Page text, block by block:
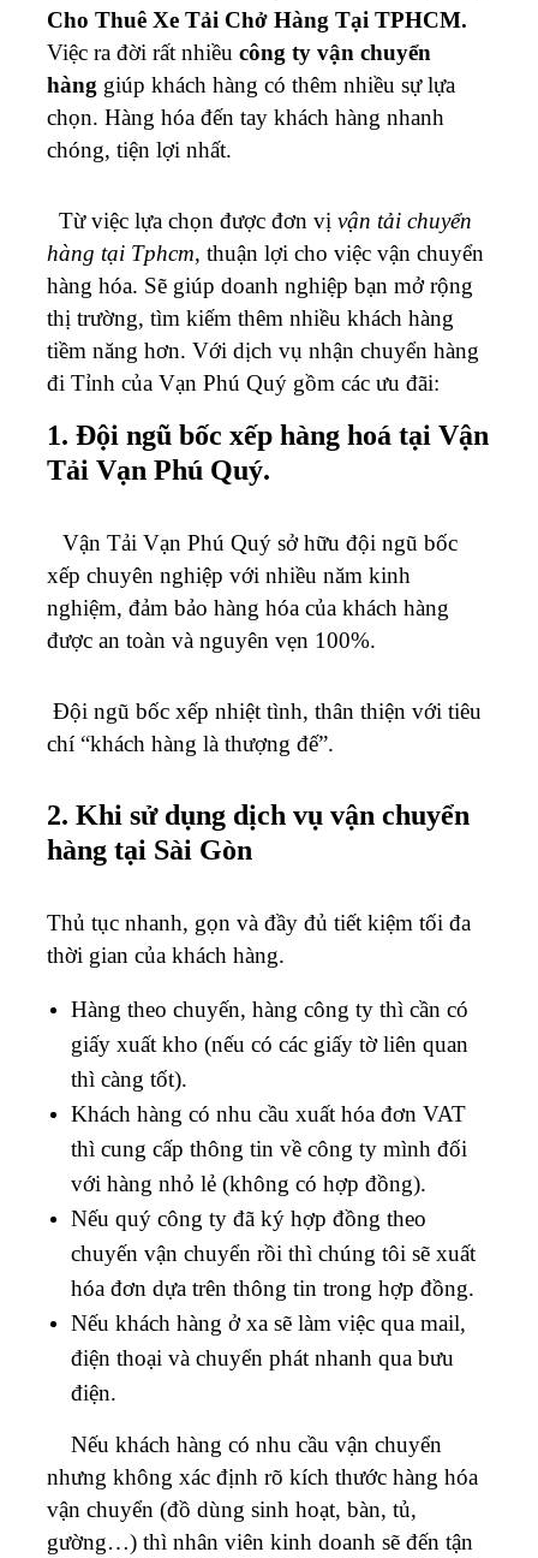
Cho Thuê Xe Tải Chở Hàng Tại TPHCM.
Việc ra đời rất nhiều công ty vận chuyển
hàng giúp khách hàng có thêm nhiều sự lựa
chọn. Hàng hóa đến tay khách hàng nhanh
chóng, tiện lợi nhất.
Từ việc lựa chọn được đơn vị vận tải chuyển
hàng tại Tphcm, thuận lợi cho việc vận chuyển
hàng hóa. Sẽ giúp doanh nghiệp bạn mở rộng
thị trường, tìm kiếm thêm nhiều khách hàng
tiềm năng hơn. Với dịch vụ nhận chuyển hàng
đi Tỉnh của Vạn Phú Quý gồm các ưu đãi:
1. Đội ngũ bốc xếp hàng hoá tại Vận
Tải Vạn Phú Quý.
Vận Tải Vạn Phú Quý sở hữu đội ngũ bốc
xếp chuyên nghiệp với nhiều năm kinh
nghiệm, đảm bảo hàng hóa của khách hàng
được an toàn và nguyên vẹn 100%.
Đội ngũ bốc xếp nhiệt tình, thân thiện với tiêu
chí “khách hàng là thượng đế”.
2. Khi sử dụng dịch vụ vận chuyển
hàng tại Sài Gòn
Thủ tục nhanh, gọn và đầy đủ tiết kiệm tối đa
thời gian của khách hàng.
Hàng theo chuyến, hàng công ty thì cần có
giấy xuất kho (nếu có các giấy tờ liên quan
thì càng tốt).
Khách hàng có nhu cầu xuất hóa đơn VAT
thì cung cấp thông tin về công ty mình đối
với hàng nhỏ lẻ (không có hợp đồng).
Nếu quý công ty đã ký hợp đồng theo
chuyến vận chuyển rồi thì chúng tôi sẽ xuất
hóa đơn dựa trên thông tin trong hợp đồng.
Nếu khách hàng ở xa sẽ làm việc qua mail,
điện thoại và chuyển phát nhanh qua bưu
điện.
Nếu khách hàng có nhu cầu vận chuyển
nhưng không xác định rõ kích thước hàng hóa
vận chuyển (đồ dùng sinh hoạt, bàn, tủ,
gường…) thì nhân viên kinh doanh sẽ đến tận